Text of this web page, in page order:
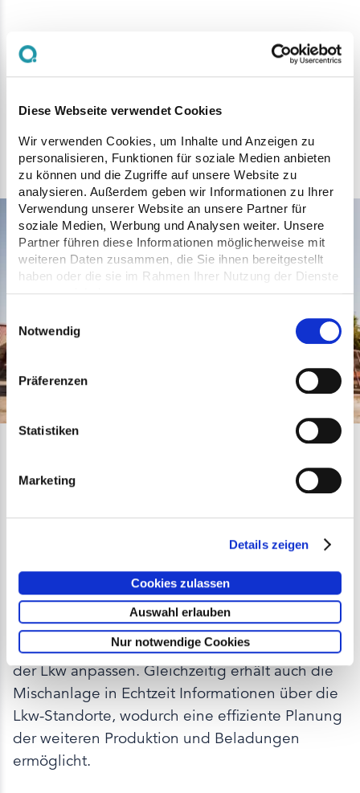
Diese Webseite verwendet Cookies
Wir verwenden Cookies, um Inhalte und Anzeigen zu
personalisieren, Funktionen für soziale Medien anbieten
zu können und die Zugriffe auf unsere Website zu
analysieren. Außerdem geben wir Informationen zu Ihrer
Verwendung unserer Website an unsere Partner für
soziale Medien, Werbung und Analysen weiter. Unsere
Partner führen diese Informationen möglicherweise mit
weiteren Daten zusammen, die Sie ihnen bereitgestellt
haben oder die sie im Rahmen Ihrer Nutzung der Dienste
Notwendig
Präferenzen
Statistiken
Marketing
Details zeigen
Cookies zulassen
Auswahl erlauben
Nur notwendige Cookies
Drehscheibe im Bauprozess.
Sobald das Mischgut zur Auslieferung
bereitsteht, übernimmt Q Plant die
Wiegesystem der Anlage und überträgt diese
durch die Vernetzung mitQ Transportdigital an
den Lkw-Fahrer sowie an die Baustelle. So lässt
sich der Bauablauf optimal an die Liefersequenz
der Lkw anpassen. Gleichzeitig erhält auch die
Mischanlage in Echtzeit Informationen über die
Lkw-Standorte, wodurch eine effiziente Planung
der weiteren Produktion und Beladungen
ermöglicht.